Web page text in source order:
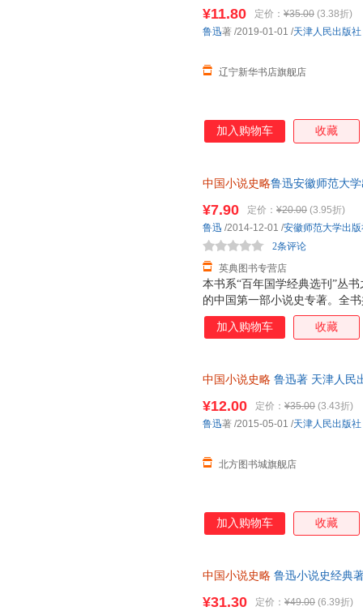
¥11.80 定价： ¥35.00 (3.38折)
辽宁新华书店旗舰店
鲁迅著 /2019-01-01 /天津人民出版社
加入购物车 收藏
中国小说史略鲁迅安徽师范大学
本书系“百年国学经典选刊”丛
的中国第一部小说史专著。全
展、演变过程，始于神话与传
的氛围中，鲁迅先生的《中国
世纪一部具有里程碑意义的经
¥7.90 定价： ¥20.00 (3.95折)
英典图书专营店
2条评论
鲁迅 /2014-12-01 /安徽师范大学出
加入购物车 收藏
中国小说史略 鲁迅著 天津人民
¥12.00 定价： ¥35.00 (3.43折)
北方图书城旗舰店
鲁迅著 /2015-05-01 /天津人民出版社
加入购物车 收藏
中国小说史略 鲁迅小说史经典
¥31.30 定价： ¥49.00 (6.39折)